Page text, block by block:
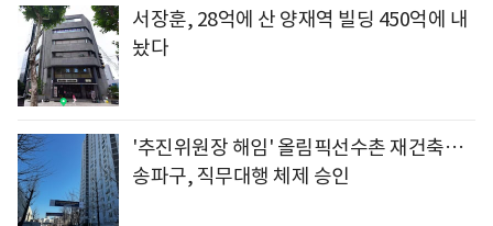
서장훈, 28억에 산 양재역 빌딩 450억에 내
놨다
'추진위원장 해임' 올림픽선수촌 재건축…
송파구, 직무대행 체제 승인